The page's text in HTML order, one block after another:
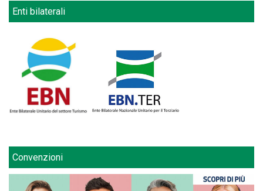
Enti bilaterali
Convenzioni